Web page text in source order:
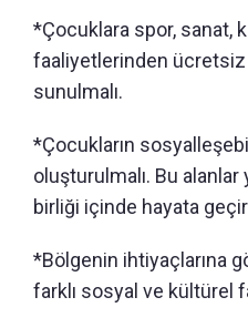
*Çocuklara spor, sanat,
faaliyetlerinden ücretsiz
sunulmalı.
*Çocukların
oluşturulmalı. Bu
birliği içinde hayata
*Bölgenin ihtiyaçlarına
farklı sosyal ve kültürel